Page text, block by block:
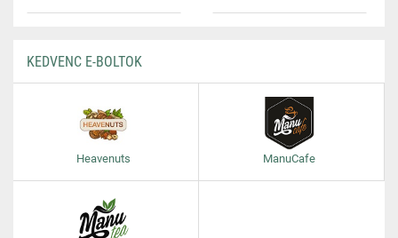
KEDVENC E-BOLTOK
Heavenuts ManuCafe